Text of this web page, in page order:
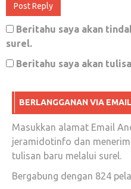
Juni 11, 2018
Jalan jalan kota
Apa itu Djakarta
DWP ?
Desember 14, 2017 0
Beritahu saya akan
surel.
Beritahu saya akan
BERLANGGANAN VIA EMAIL
Masukkan alamat Email
jeramidotinfo dan
tulisan baru melalui surel.
Bergabung dengan 824